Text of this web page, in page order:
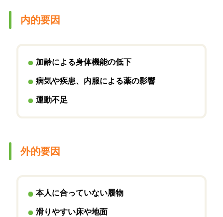
内的要因
加齢による身体機能の低下
病気や疾患、内服による薬の影響
運動不足
外的要因
本人に合っていない履物
滑りやすい床や地面